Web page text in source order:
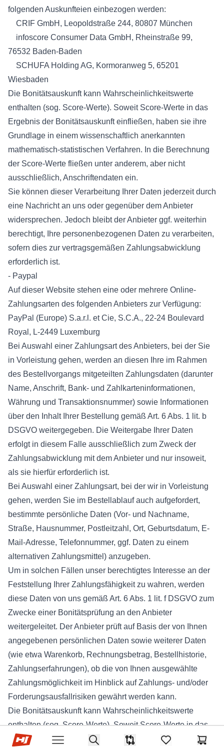
Hop-sport.at
Open menu
Search
Produkt-Vergleichsliste
items in favorites,
folgenden Auskunfteien einbezogen werden:
CRIF GmbH, Leopoldstraße 244, 80807 München
infoscore Consumer Data GmbH, Rheinstraße 99,
76532 Baden-Baden
SCHUFA Holding AG, Kormoranweg 5, 65201
Wiesbaden
Die Bonitätsauskunft kann Wahrscheinlichkeitswerte
enthalten (sog. Score-Werte). Soweit Score-Werte in das
Ergebnis der Bonitätsauskunft einfließen, haben sie ihre
Grundlage in einem wissenschaftlich anerkannten
mathematisch-statistischen Verfahren. In die Berechnung
der Score-Werte fließen unter anderem, aber nicht
ausschließlich, Anschriftendaten ein.
Sie können dieser Verarbeitung Ihrer Daten jederzeit durch
eine Nachricht an uns oder gegenüber dem Anbieter
widersprechen. Jedoch bleibt der Anbieter ggf. weiterhin
berechtigt, Ihre personenbezogenen Daten zu verarbeiten,
sofern dies zur vertragsgemäßen Zahlungsabwicklung
erforderlich ist.
- Paypal
Auf dieser Website stehen eine oder mehrere Online-
Zahlungsarten des folgenden Anbieters zur Verfügung:
PayPal (Europe) S.a.r.l. et Cie, S.C.A., 22-24 Boulevard
Royal, L-2449 Luxemburg
Bei Auswahl einer Zahlungsart des Anbieters, bei der Sie
in Vorleistung gehen, werden an diesen Ihre im Rahmen
des Bestellvorgangs mitgeteilten Zahlungsdaten (darunter
Name, Anschrift, Bank- und Zahlkarteninformationen,
Währung und Transaktionsnummer) sowie Informationen
über den Inhalt Ihrer Bestellung gemäß Art. 6 Abs. 1 lit. b
DSGVO weitergegeben. Die Weitergabe Ihrer Daten
erfolgt in diesem Falle ausschließlich zum Zweck der
Zahlungsabwicklung mit dem Anbieter und nur insoweit,
als sie hierfür erforderlich ist.
Bei Auswahl einer Zahlungsart, bei der wir in Vorleistung
gehen, werden Sie im Bestellablauf auch aufgefordert,
bestimmte persönliche Daten (Vor- und Nachname,
Straße, Hausnummer, Postleitzahl, Ort, Geburtsdatum, E-
Mail-Adresse, Telefonnummer, ggf. Daten zu einem
alternativen Zahlungsmittel) anzugeben.
Um in solchen Fällen unser berechtigtes Interesse an der
Feststellung Ihrer Zahlungsfähigkeit zu wahren, werden
diese Daten von uns gemäß Art. 6 Abs. 1 lit. f DSGVO zum
Zwecke einer Bonitätsprüfung an den Anbieter
weitergeleitet. Der Anbieter prüft auf Basis der von Ihnen
angegebenen persönlichen Daten sowie weiterer Daten
(wie etwa Warenkorb, Rechnungsbetrag, Bestellhistorie,
Zahlungserfahrungen), ob die von Ihnen ausgewählte
Zahlungsmöglichkeit im Hinblick auf Zahlungs- und/oder
Forderungsausfallrisiken gewährt werden kann.
Die Bonitätsauskunft kann Wahrscheinlichkeitswerte
enthalten (sog. Score-Werte). Soweit Score-Werte in das
Ergebnis der Bonitätsauskunft einfließen, haben sie ihre